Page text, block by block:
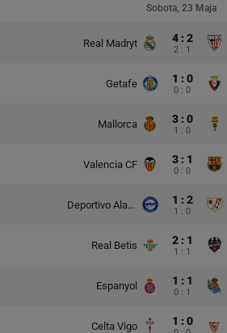
Sobota, 23 Maja
Real Madryt 4 : 2
2 : 1
Getafe 1 : 0
0 : 0
Mallorca 3 : 0
1 : 0
Valencia CF 3 : 1
0 : 0
Deportivo Alaves 1 : 2
1 : 0
Real Betis 2 : 1
1 : 1
Espanyol 1 : 1
0 : 1
Celta Vigo 1 : 0